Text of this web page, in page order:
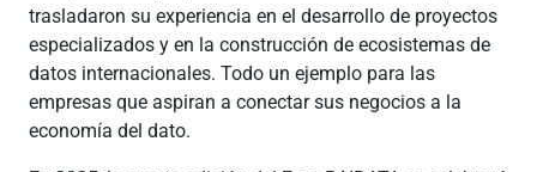
trasladaron su experiencia en el desarrollo de proyectos
especializados y en la construcción de ecosistemas de
datos internacionales. Todo un ejemplo para las
empresas que aspiran a conectar sus negocios a la
economía del dato.